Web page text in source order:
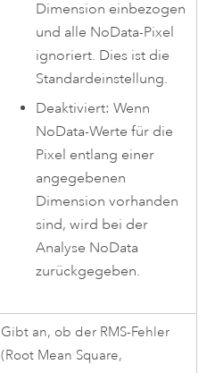
Dimension einbezogen
und alle NoData-Pixel
ignoriert. Dies ist die
Standardeinstellung.
Deaktiviert: Wenn
NoData-Werte für die
Pixel entlang einer
angegebenen
Dimension vorhanden
sind, wird bei der
Analyse NoData
zurückgegeben.
Gibt an, ob der RMS-Fehler
(Root Mean Square,